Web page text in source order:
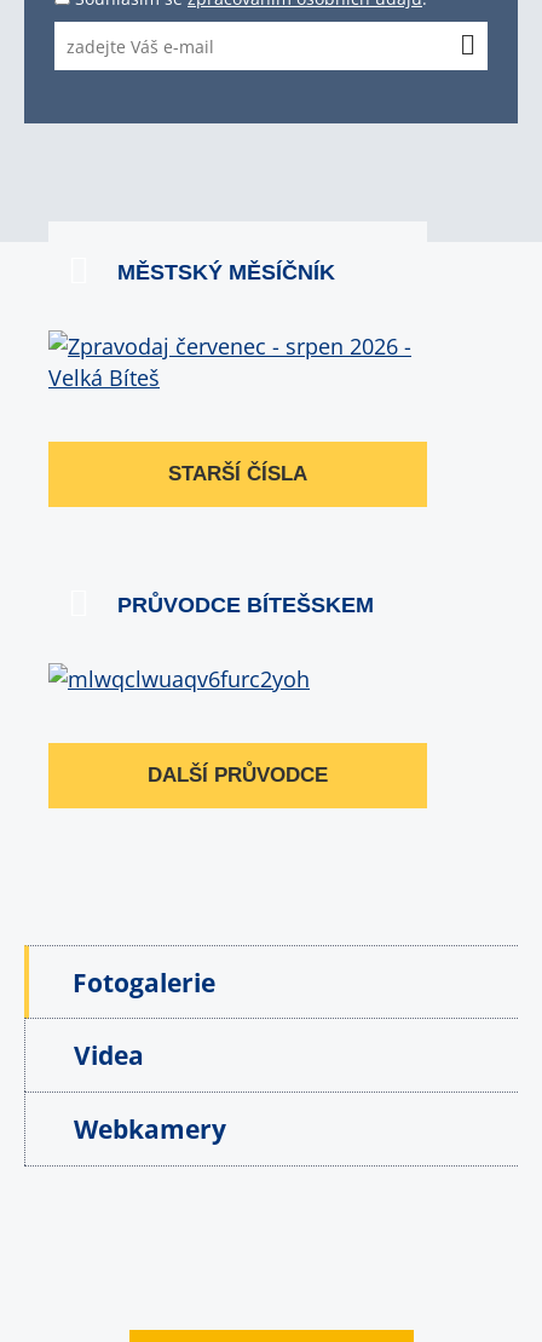
MĚSTSKÝ MĚSÍČNÍK
STARŠÍ ČÍSLA
PRŮVODCE BÍTEŠSKEM
DALŠÍ PRŮVODCE
Fotogalerie
Videa
Webkamery